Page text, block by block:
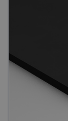
Vše o nákupu